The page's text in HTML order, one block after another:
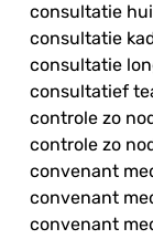
consultatie
consultatie
consultatie
consultatief
controle zo
controle zo
convenant
convenant
convenant